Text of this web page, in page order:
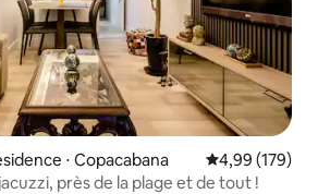
⋅ Copacabana Évaluation
4,99 (179)
près de la plage et de tout !